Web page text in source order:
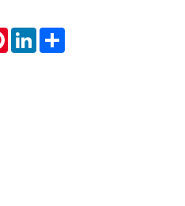
PinterestLinkedIn